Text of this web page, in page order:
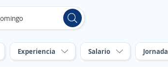
Experiencia Salario Jornada